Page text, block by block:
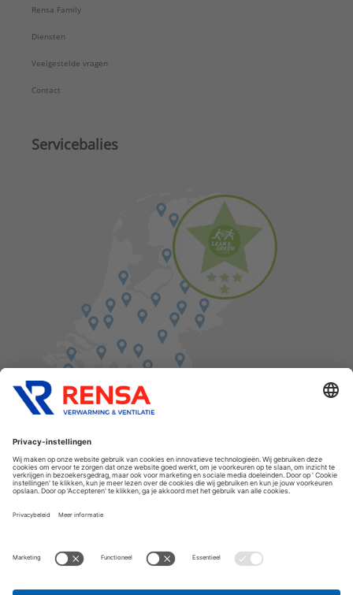
Rensa Family
Diensten
Veelgestelde vragen
Contact
Servicebalies
Cookies
Privacyverklaring
Disclaimer